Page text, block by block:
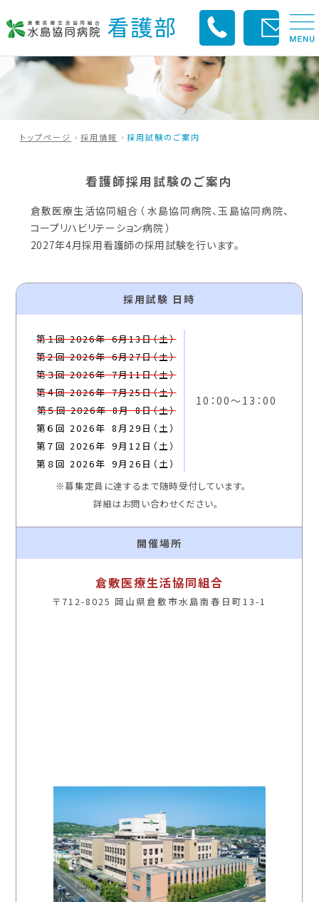
トップページ 採用情報 採用試験のご案内
看護師採用試験のご案内
倉敷医療生活協同組合（ 水島協同病院、玉島協同病院、
コープリハビリテーション病院 ）
2027年4月採用看護師の採用試験を行います。
採用試験 日時
第１回 2026年 6月13日（土）
第２回 2026年 6月27日（土）
第３回 2026年 7月11日（土）
第４回 2026年 7月25日（土）
第５回 2026年 8月 8日（土）
第６回 2026年 8月29日（土）
第７回 2026年 9月12日（土）
第８回 2026年 9月26日（土）
10：00～13：00
※募集定員に達するまで随時受付しています。
詳細はお問い合わせください。
開催場所
倉敷医療生活協同組合
〒712-8025 岡山県倉敷市水島南春日町13-1